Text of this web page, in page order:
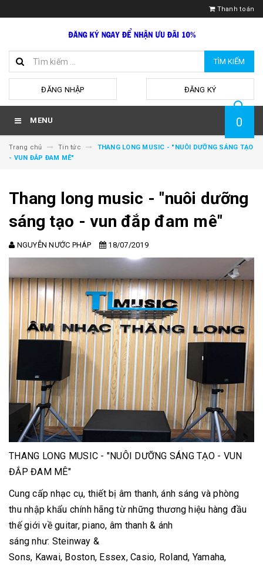
Thanh toán
TÌM KIẾM
ĐĂNG NHẬP ĐĂNG KÝ
MENU 0
Trang chủ Tin tức
THANG LONG MUSIC - "NUÔI DƯỠNG SÁNG TẠO
- VUN ĐẮP ĐAM MÊ"
Thang long music - "nuôi dưỡng
sáng tạo - vun đắp đam mê"
NGUYỄN NƯỚC PHÁP 18/07/2019
THANG LONG MUSIC - "NUÔI DƯỠNG SÁNG TẠO - VUN
ĐẮP ĐAM MÊ"
Cung cấp nhạc cụ, thiết bị âm thanh, ánh sáng và phòng
thu nhập khẩu chính hãng từ những thương hiệu hàng đầu
thế giới về guitar, piano, âm thanh & ánh
sáng như: Steinway &
Sons, Kawai, Boston, Essex, Casio, Roland, Yamaha,